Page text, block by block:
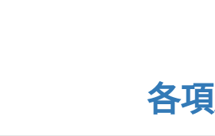
各